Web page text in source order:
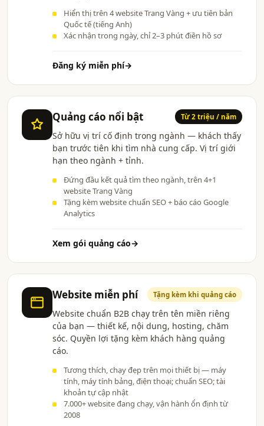
Hiển thị trên 4 website Trang Vàng + ưu tiên bản
Quốc tế (tiếng Anh)
Xác nhận trong ngày, chỉ 2–3 phút điền hồ sơ
Đăng ký miễn phí→
Quảng cáo nổi bật Từ 2 triệu / năm
Sở hữu vị trí cố định trong ngành — khách thấy
bạn trước tiên khi tìm nhà cung cấp. Vị trí giới
hạn theo ngành + tỉnh.
Đứng đầu kết quả tìm theo ngành, trên 4+1
website Trang Vàng
Tặng kèm website chuẩn SEO + báo cáo Google
Analytics
Xem gói quảng cáo→
Website miễn phí Tặng kèm khi quảng cáo
Website chuẩn B2B chạy trên tên miền riêng
của bạn — thiết kế, nội dung, hosting, chăm
sóc. Quyền lợi tặng kèm khách hàng quảng
cáo.
Tương thích, chạy đẹp trên mọi thiết bị — máy
tính, máy tính bảng, điện thoại; chuẩn SEO; tài
khoản tự cập nhật
7.000+ website đang chạy, vận hành ổn định từ
2008